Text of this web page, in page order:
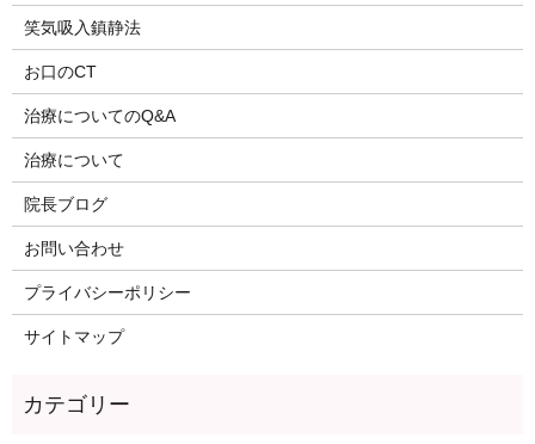
笑気吸入鎮静法
お口のCT
治療についてのQ&A
治療について
院長ブログ
お問い合わせ
プライバシーポリシー
サイトマップ